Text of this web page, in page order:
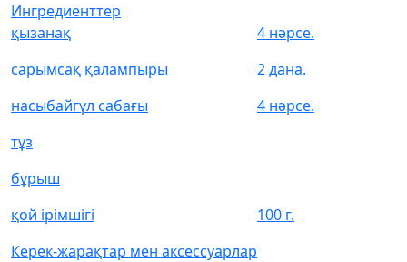
Ингредиенттер
қызанақ
4 нәрсе.
сарымсақ қалампыры
2 дана.
насыбайгүл сабағы
4 нәрсе.
тұз
бұрыш
қой ірімшігі
100 г.
Керек-жарақтар мен аксессуарлар